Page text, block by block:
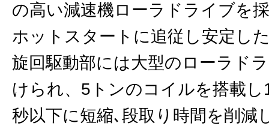
の⾼い減速機ローラドライブを
ホットスタートに追従し安定し
旋回駆動部には⼤型のローラド
けられ、5トンのコイルを搭載し
秒以下に短縮､段取り時間を削減